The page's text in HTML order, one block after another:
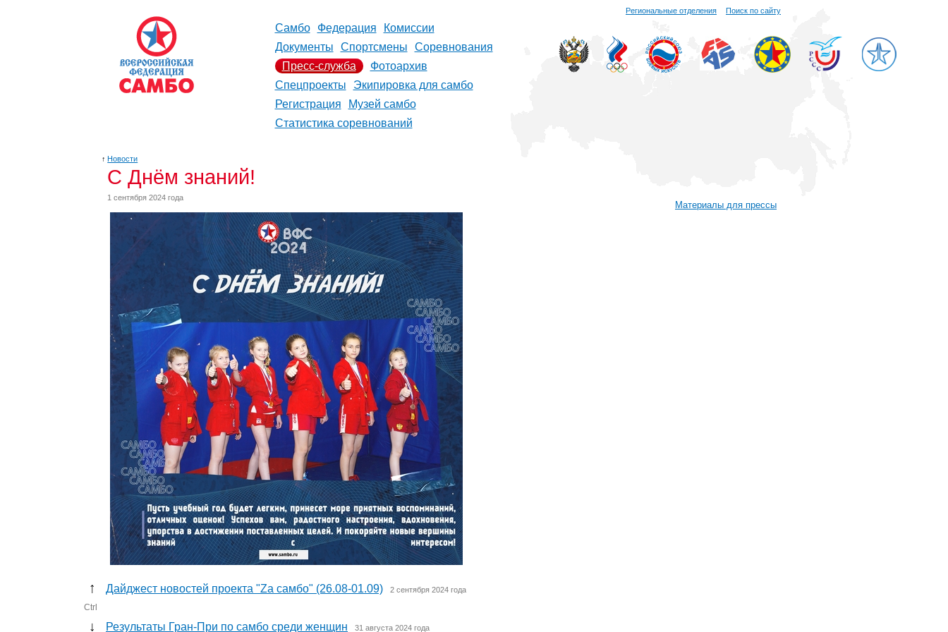
Региональные отделения Поиск по сайту
Самбо Федерация
Комиссии
Документы
Спортсмены
Соревнования
Пресс-служба
Фотоархив
Спецпроекты
Экипировка для самбо
Регистрация
Музей самбо
Статистика соревнований
↑ Новости
С Днём знаний!
1 сентября 2024 года
↑ Дайджест новостей проекта "Zа самбо" (26.08-01.09) 2 сентября 2024 года
Ctrl
↓ Результаты Гран-При по самбо среди женщин 31 августа 2024 года
Материалы для прессы